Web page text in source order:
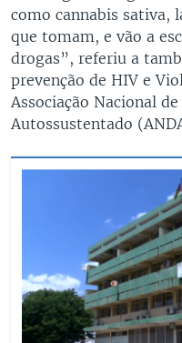
como cannabis sativa,
que tomam, e vão a
drogas”, referiu a
prevenção de HIV e
Associação Nacional
Autossustentado